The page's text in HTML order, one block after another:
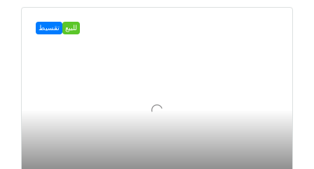
للبيع تقسيط